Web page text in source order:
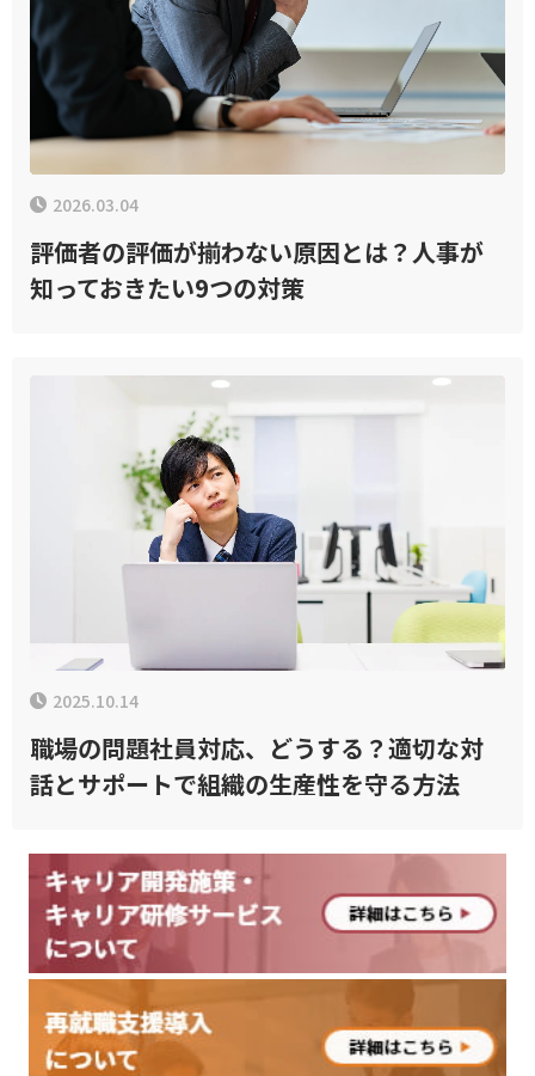
評価者の評価が揃わない原因とは？人事が
知っておきたい9つの対策
2026.03.04
職場の問題社員対応、どうする？適切な対
話とサポートで組織の生産性を守る方法
2025.10.14